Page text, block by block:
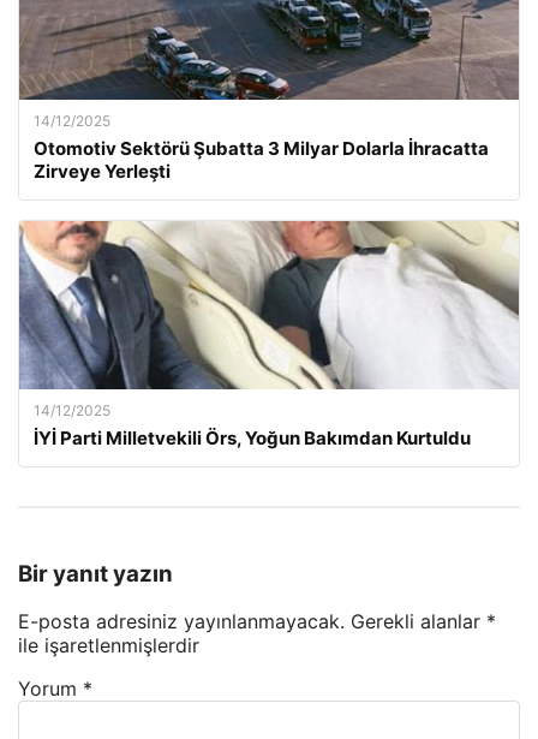
14/12/2025
Otomotiv Sektörü Şubatta 3 Milyar Dolarla İhracatta
Zirveye Yerleşti
14/12/2025
İYİ Parti Milletvekili Örs, Yoğun Bakımdan Kurtuldu
Bir yanıt yazın
E-posta adresiniz yayınlanmayacak. Gerekli alanlar *
ile işaretlenmişlerdir
Yorum *